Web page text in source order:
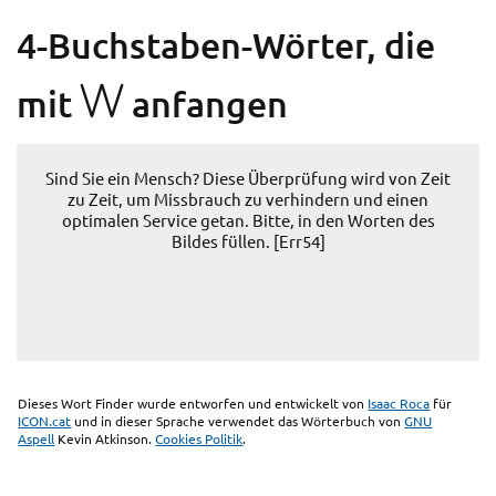
4-Buchstaben-Wörter, die
mitW anfangen
Sind Sie ein Mensch? Diese Überprüfung wird von Zeit
zu Zeit, um Missbrauch zu verhindern und einen
optimalen Service getan. Bitte, in den Worten des
Bildes füllen. [Err54]
Dieses Wort Finder wurde entworfen und entwickelt von Isaac Roca für
ICON.catund in dieser Sprache verwendet das Wörterbuch vonGNU
Aspell Kevin Atkinson.Cookies Politik.